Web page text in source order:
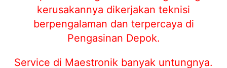
kerusakannya dikerjakan teknisi
berpengalaman dan terpercaya di
Pengasinan Depok.
Service di Maestronik banyak untungnya.